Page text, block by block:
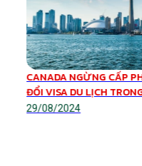
CANADA NGỪNG CẤP
ĐỔI VISA DU LỊCH
29/08/2024